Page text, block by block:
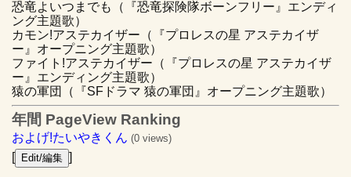
恐竜よいつまでも（『恐竜探険隊ボーンフリー』エンディ
ング主題歌）
カモン!アステカイザー（『プロレスの星 アステカイザ
ー』オープニング主題歌）
ファイト!アステカイザー（『プロレスの星 アステカイザ
ー』エンディング主題歌）
猿の軍団（『SFドラマ 猿の軍団』オープニング主題歌）
年間 PageView Ranking
およげ!たいやきくん (0 views)
[ ]